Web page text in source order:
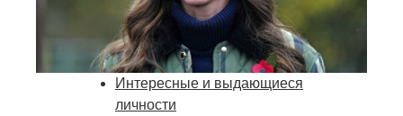
Интересные и выдающиеся
личности